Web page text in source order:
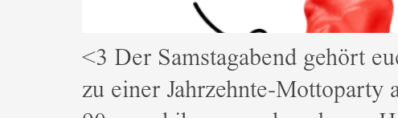
<3 Der Samstagabend gehört
zu einer Jahrzehnte-Mottoparty